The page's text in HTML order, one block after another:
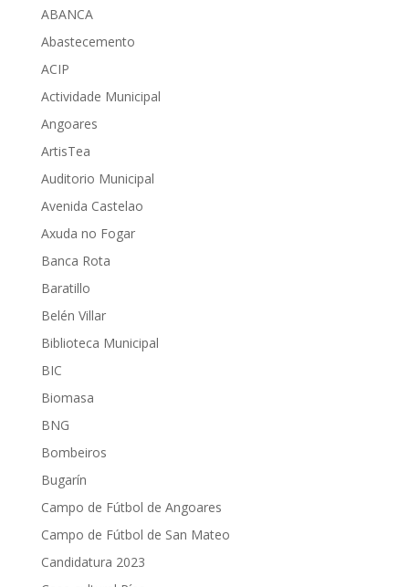
ABANCA
Abastecemento
ACIP
Actividade Municipal
Angoares
ArtisTea
Auditorio Municipal
Avenida Castelao
Axuda no Fogar
Banca Rota
Baratillo
Belén Villar
Biblioteca Municipal
BIC
Biomasa
BNG
Bombeiros
Bugarín
Campo de Fútbol de Angoares
Campo de Fútbol de San Mateo
Candidatura 2023